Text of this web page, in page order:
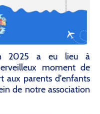
2025 a eu lieu à
moment de
aux parents d'enfants
de notre association